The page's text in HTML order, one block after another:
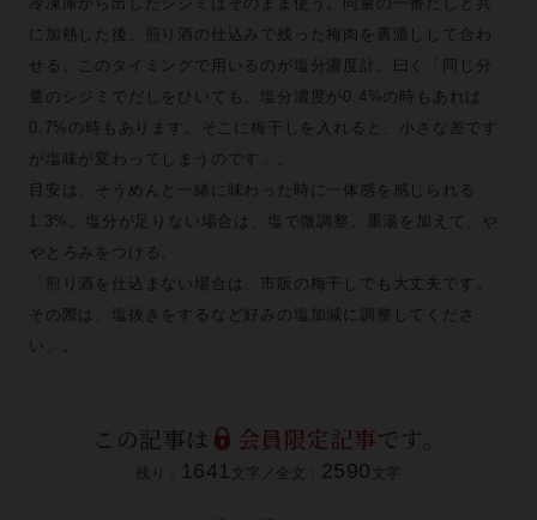
に加熱した後、煎り酒の仕込みで残った梅⾁を裏漉しして合わ
せる。このタイミングで⽤いるのが塩分濃度計。⽈く「同じ分
量のシジミでだしをひいても、塩分濃度が0.4%の時もあれば
0.7%の時もあります。そこに梅⼲しを⼊れると、⼩さな差です
が塩味が変わってしまうのです」。
⽬安は、そうめんと⼀緒に味わった時に⼀体感を感じられる
1.3%。塩分が⾜りない場合は、塩で微調整。重湯を加えて、や
やとろみをつける。
「煎り酒を仕込まない場合は、市販の梅⼲しでも⼤丈夫です。
その際は、塩抜きをするなど好みの塩加減に調整してくださ
い」。
この記事は 会員限定記事です。
残り： 1641 文字／全文： 2590 文字